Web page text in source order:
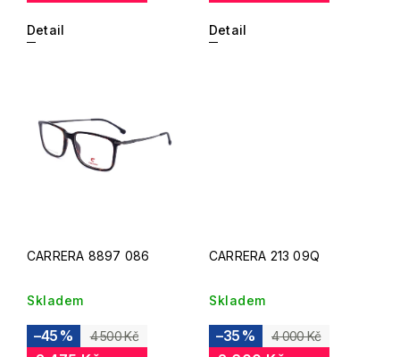
Detail Detail
CARRERA 8897 086
Skladem
4 500 Kč
–45 %
CARRERA 213 09Q
Skladem
4 000 Kč
–35 %